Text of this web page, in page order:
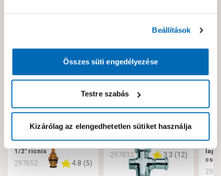
Beállítások
Összes süti engedélyezése
Testre szabás
Kizárólag az elengedhetetlen sütiket használja
Sárgaréz csapbetét
1/2" ricnis
297652 4.8 (5)
Zuhanyváltó automata
297833 3.3 (12)